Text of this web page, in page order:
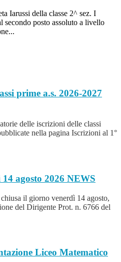
Iarussi della classe 2^ sez. I
secondo posto assoluto a livello
prime a.s. 2026-2027
delle iscrizioni delle classi
nella pagina Iscrizioni al 1°
agosto 2026 NEWS
il giorno venerdì 14 agosto,
del Dirigente Prot. n. 6766 del
Liceo Matematico